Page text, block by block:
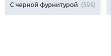
С черной фурнитурой (595)